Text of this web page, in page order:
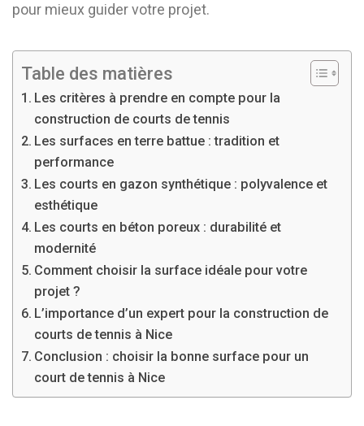
pour mieux guider votre projet.
Table des matières
Les critères à prendre en compte pour la
construction de courts de tennis
Les surfaces en terre battue : tradition et
performance
Les courts en gazon synthétique : polyvalence et
esthétique
Les courts en béton poreux : durabilité et
modernité
Comment choisir la surface idéale pour votre
projet ?
L’importance d’un expert pour la construction de
courts de tennis à Nice
Conclusion : choisir la bonne surface pour un
court de tennis à Nice